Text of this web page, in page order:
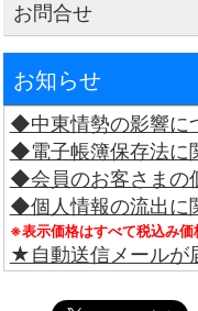
お問合せ
お知らせ
◆中東情勢の影響に
◆電子帳簿保存法に
◆会員のお客さまの
◆個人情報の流出に
※表示価格はすべて税込み価
★自動送信メールが